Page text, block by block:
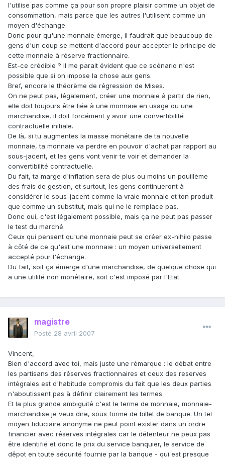
l'utilise pas comme ça pour son propre plaisir comme un objet de
consommation, mais parce que les autres l'utilisent comme un
moyen d'échange.
Donc pour qu'une monnaie émerge, il faudrait que beaucoup de
gens d'un coup se mettent d'accord pour accepter le principe de
cette monnaie à réserve fractionnaire.
Est-ce crédible ? Il me parait évident que ce scénario n'est
possible que si on impose la chose aux gens.
Bref, encore le théorème de régression de Mises.
On ne peut pas, légalement, créer une monnaie à partir de rien,
elle doit toujours être liée à une monnaie en usage ou une
marchandise, il doit forcément y avoir une convertibilité
contractuelle initiale.
De là, si tu augmentes la masse monétaire de ta nouvelle
monnaie, ta monnaie va perdre en pouvoir d'achat par rapport au
sous-jacent, et les gens vont venir te voir et demander la
convertibilité contractuelle.
Du fait, ta marge d'inflation sera de plus ou moins un pouillème
des frais de gestion, et surtout, les gens continueront à
considérer le sous-jacent comme la vraie monnaie et ton produit
que comme un substitut, mais qui ne le remplace pas.
Donc oui, c'est légalement possible, mais ça ne peut pas passer
le test du marché.
Ceux qui pensent qu'une monnaie peut se créer ex-nihilo passe
à côté de ce qu'est une monnaie : un moyen universellement
accepté pour l'échange.
Du fait, soit ça émerge d'une marchandise, de quelque chose qui
a une utilité non monétaire, soit c'est imposé par l'Etat.
magistre
Posté 28 avril 2007
Vincent,
Bien d'accord avec toi, mais juste une rémarque : le débat entre
les partisans des réserves fractionnaires et ceux des reserves
intégrales est d'habitude compromis du fait que les deux parties
n'aboutissent pas à définir clairement les termes.
Et la plus grande ambiguité c'est le terme de monnaie, monnaie-
marchandise je veux dire, sous forme de billet de banque. Un tel
moyen fiduciaire anonyme ne peut point exister dans un ordre
financier avec réserves intégrales car le détenteur ne peux pas
être identifié et donc le prix du service banquier, le service de
dêpot en toute sécurité fournie par la banque - qui est presque